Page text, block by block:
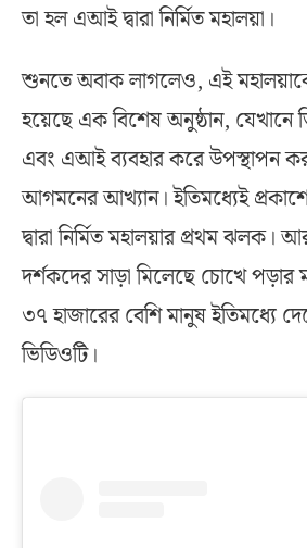
তা হল এআই দ্বারা নির্মিত মহালয়া।
শুনতে অবাক লাগলেও, এই
হয়েছে এক বিশেষ অনুষ্ঠান, যেখানে
এবং এআই ব্যবহার করে উপস্থাপন করা
আগমনের আখ্যান। ইতিমধ্যেই
দ্বারা নির্মিত মহালয়ার প্রথম
দর্শকদের সাড়া মিলেছে চোখে পড়ার
৩৭ হাজারের বেশি মানুষ ইতিমধ্যে
ভিডিওটি।